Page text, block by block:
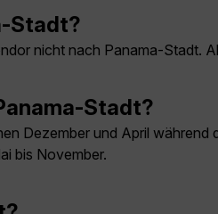
Stadt?
nicht nach Panama-Stadt.
Stadt?
Dezember und April
bis November.